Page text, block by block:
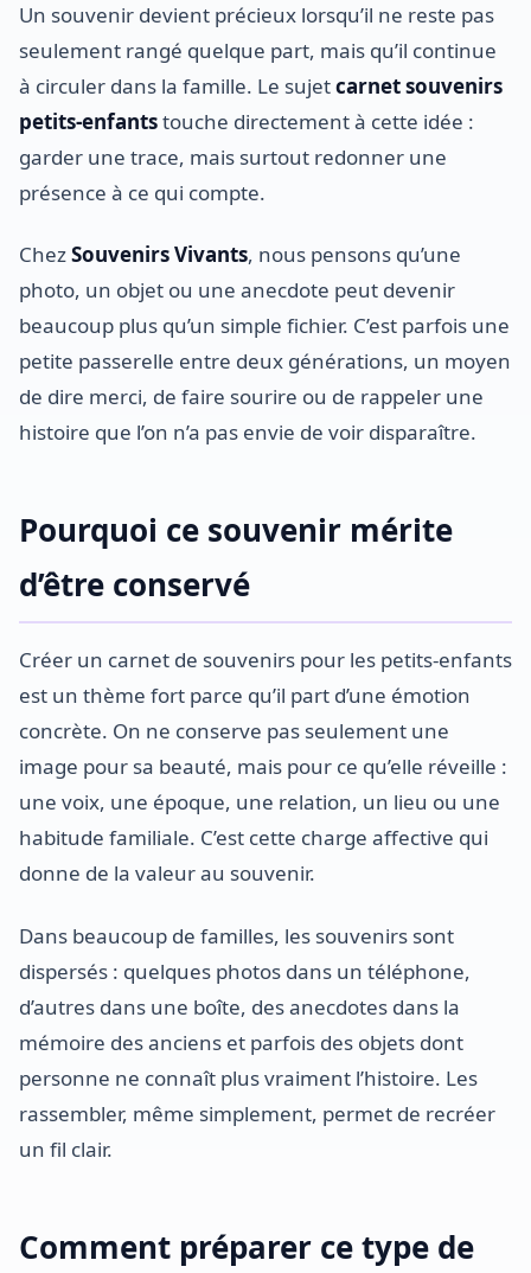
Un souvenir devient précieux lorsqu’il ne reste pas
seulement rangé quelque part, mais qu’il continue
à circuler dans la famille. Le sujetcarnet souvenirs
petits-enfantstouche directement à cette idée :
garder une trace, mais surtout redonner une
présence à ce qui compte.
ChezSouvenirs Vivants, nous pensons qu’une
photo, un objet ou une anecdote peut devenir
beaucoup plus qu’un simple fichier. C’est parfois une
petite passerelle entre deux générations, un moyen
de dire merci, de faire sourire ou de rappeler une
histoire que l’on n’a pas envie de voir disparaître.
Pourquoi ce souvenir mérite
d’être conservé
Créer un carnet de souvenirs pour les petits-enfants
est un thème fort parce qu’il part d’une émotion
concrète. On ne conserve pas seulement une
image pour sa beauté, mais pour ce qu’elle réveille :
une voix, une époque, une relation, un lieu ou une
habitude familiale. C’est cette charge affective qui
donne de la valeur au souvenir.
Dans beaucoup de familles, les souvenirs sont
dispersés : quelques photos dans un téléphone,
d’autres dans une boîte, des anecdotes dans la
mémoire des anciens et parfois des objets dont
personne ne connaît plus vraiment l’histoire. Les
rassembler, même simplement, permet de recréer
un fil clair.
Comment préparer ce type de